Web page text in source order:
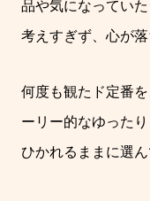
品や気になってい
考えすぎず、心が落
何度も観たド定番
ーリー的なゆった
ひかれるままに選ん